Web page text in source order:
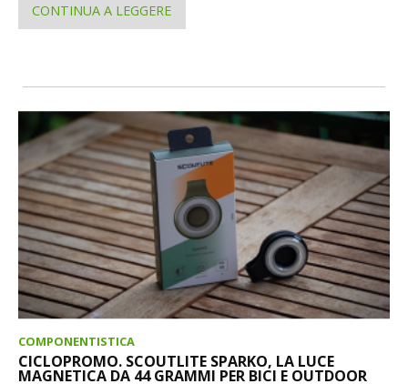
CONTINUA A LEGGERE
COMPONENTISTICA
CICLOPROMO. SCOUTLITE SPARKO, LA LUCE
MAGNETICA DA 44 GRAMMI PER BICI E OUTDOOR